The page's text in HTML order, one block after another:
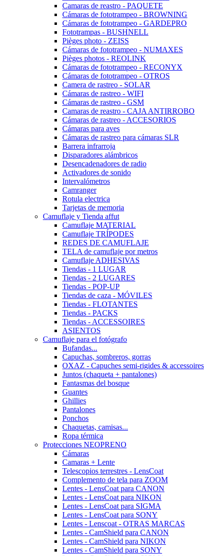
Camaras de reastro - PAQUETE
Cámaras de fototrampeo - BROWNING
Cámaras de fototrampeo - GARDEPRO
Fototrampas - BUSHNELL
Pièges photo - ZEISS
Cámaras de fototrampeo - NUMAXES
Pièges photos - REOLINK
Cámaras de fototrampeo - RECONYX
Cámaras de fototrampeo - OTROS
Camera de rastreo - SOLAR
Cámaras de rastreo - WIFI
Cámaras de rastreo - GSM
Camaras de reastro - CAJA ANTIRROBO
Cámaras de rastreo - ACCESORIOS
Cámaras para aves
Cámaras de rastreo para cámaras SLR
Barrera infrarroja
Disparadores alámbricos
Desencadenadores de radio
Activadores de sonido
Intervalómetros
Camranger
Rotula electrica
Tarjetas de memoria
Camuflaje y Tienda affut
Camuflaje MATERIAL
Camuflaje TRÍPODES
REDES DE CAMUFLAJE
TELA de camuflaje por metros
Camuflaje ADHESIVAS
Tiendas - 1 LUGAR
Tiendas - 2 LUGARES
Tiendas - POP-UP
Tiendas de caza - MÓVILES
Tiendas - FLOTANTES
Tiendas - PACKS
Tiendas - ACCESSOIRES
ASIENTOS
Camuflaje para el fotógrafo
Bufandas...
Capuchas, sombreros, gorras
OXAZ - Capuches semi-rigides & accessoires
Juntos (chaqueta + pantalones)
Fantasmas del bosque
Guantes
Ghillies
Pantalones
Ponchos
Chaquetas, camisas...
Ropa térmica
Protecciones NEOPRENO
Cámaras
Camaras + Lente
Telescopios terrestres - LensCoat
Complemento de tela para ZOOM
Lentes - LensCoat para CANON
Lentes - LensCoat para NIKON
Lentes - LensCoat para SIGMA
Lentes - LensCoat para SONY
Lentes - Lenscoat - OTRAS MARCAS
Lentes - CamShield para CANON
Lentes - CamShield para NIKON
Lentes - CamShield para SONY